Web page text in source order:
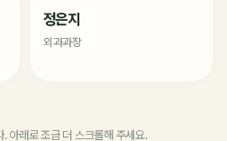
정은지
외과과장
아래로 조금 더 스크롤해 주세요.